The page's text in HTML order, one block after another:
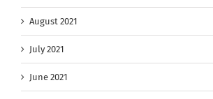
August 2021
July 2021
June 2021